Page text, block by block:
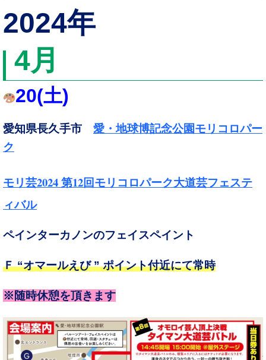
2024年
4月
20(土)
愛知県長久手市 愛・地球博記念公園モリコロパー
ク
モリ芸2024 第12回モリコロパーク大道芸フェステ
ィバル
ペインターカノンのフェイスペイント
Ｆ “オマールえび ” ポイント付近にて常時
※随時休憩を頂きます